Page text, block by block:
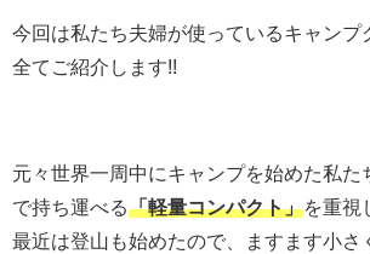
今回は私たち夫婦が使っているキャンプ
全てご紹介します!!
元々世界一周中にキャンプを始めた私た
で持ち運べる「軽量コンパクト」を重視
最近は登山も始めたので、ますます小さ